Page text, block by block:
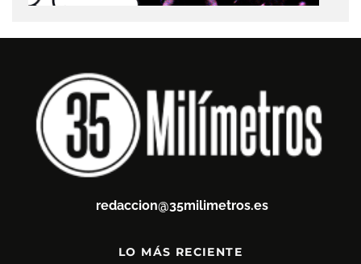
redaccion@35milimetros.es
LO MÁS RECIENTE